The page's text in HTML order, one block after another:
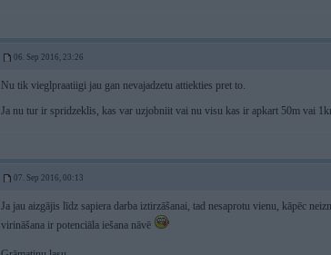
06. Sep 2016, 23:26
Nu tik vieglpraatiigi jau gan nevajadzetu attiekties pret to.
Ja nu tur ir spridzeklis, kas var uzjobniit vai nu visu kas ir apkart 50m vai
07. Sep 2016, 00:13
Ja jau aizgājis līdz sapiera darba iztirzāšanai, tad nesaprotu vienu, kāpēc
virināšana ir potenciāla iešana nāvē